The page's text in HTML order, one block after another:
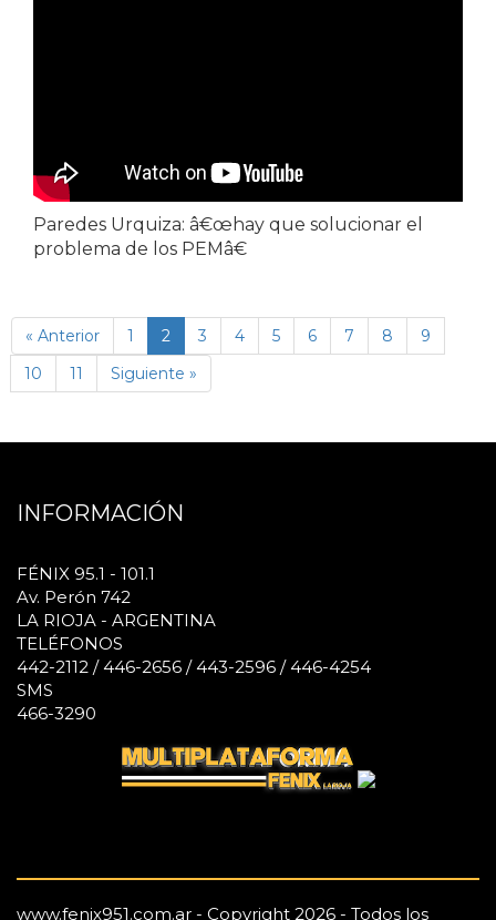
Paredes Urquiza: â€œhay que solucionar el
problema de los PEMâ€
« Anterior 1 2 (página
actual)
3 4 5 6 7 8
9
10
11 Siguiente »
INFORMACIÓN
FÉNIX 95.1 - 101.1
Av. Perón 742
LA RIOJA - ARGENTINA
TELÉFONOS
442-2112 / 446-2656 / 443-2596 / 446-4254
SMS
466-3290
www.fenix951.com.ar - Copyright 2026 - Todos los